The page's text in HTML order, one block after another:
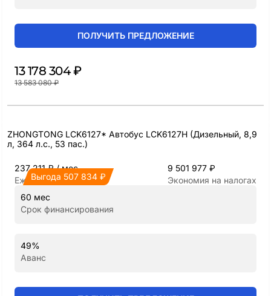
ПОЛУЧИТЬ ПРЕДЛОЖЕНИЕ
13 178 304 ₽
13 583 080 ₽
ZHONGTONG LCK6127* Автобус LCK6127Н (Дизельный, 8,9
л, 364 л.с., 53 пас.)
Выгода 507 834 ₽
60 мес
Срок финансирования
49%
Аванс
237 211 ₽ / мес
Ежемесячный платёж
9 501 977 ₽
Экономия на налогах